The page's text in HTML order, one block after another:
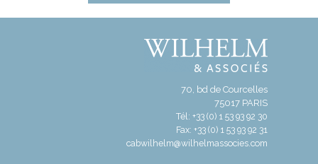
70, bd de Courcelles
75017 PARIS
Tél: +33 (0) 1 53 93 92 30
Fax: +33 (0) 1 53 93 92 31
cabwilhelm@wilhelmassocies.com